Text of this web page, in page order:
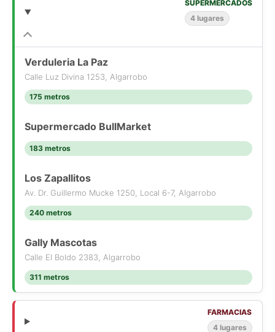
SUPERMERCADOS
4 lugares
Verduleria La Paz
Calle Luz Divina 1253, Algarrobo
175 metros
Supermercado BullMarket
183 metros
Los Zapallitos
Av. Dr. Guillermo Mucke 1250, Local 6-7, Algarrobo
240 metros
Gally Mascotas
Calle El Boldo 2383, Algarrobo
311 metros
FARMACIAS
4 lugares